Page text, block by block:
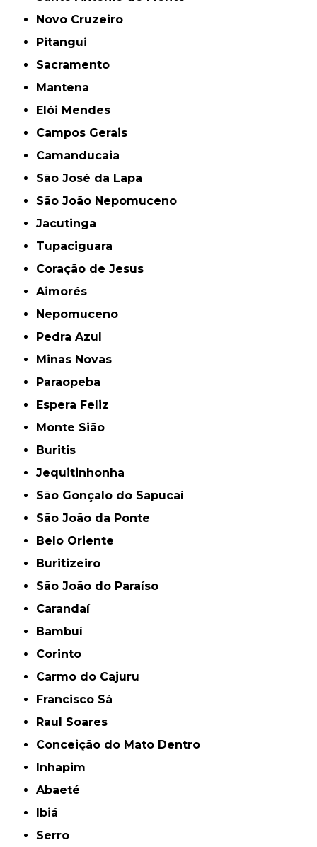
Novo Cruzeiro
Pitangui
Sacramento
Mantena
Elói Mendes
Campos Gerais
Camanducaia
São José da Lapa
São João Nepomuceno
Jacutinga
Tupaciguara
Coração de Jesus
Aimorés
Nepomuceno
Pedra Azul
Minas Novas
Paraopeba
Espera Feliz
Monte Sião
Buritis
Jequitinhonha
São Gonçalo do Sapucaí
São João da Ponte
Belo Oriente
Buritizeiro
São João do Paraíso
Carandaí
Bambuí
Corinto
Carmo do Cajuru
Francisco Sá
Raul Soares
Conceição do Mato Dentro
Inhapim
Abaeté
Ibiá
Serro